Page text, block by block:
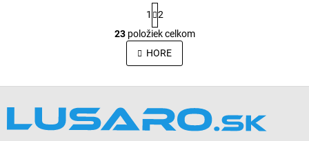
O
v
l
a
c
S
t
r
á
n
k
v
n
i
1
2
23položiek celkom
HORE